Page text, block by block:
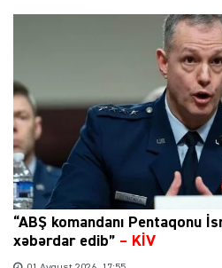
“ABŞ komandanı Pentaqonu
xəbərdar edib” – KİV